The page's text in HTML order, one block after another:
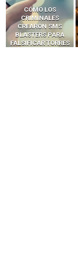
LA BRECHA
INVISIBLE: CÓMO
LOS AGENTES DE IA
SE CONVIRTIERON
EN LA SUPERFICIE